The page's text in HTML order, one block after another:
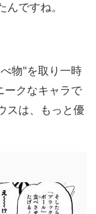
んですね。
物"を取り一時
ークなキャラで
スは、もっと優